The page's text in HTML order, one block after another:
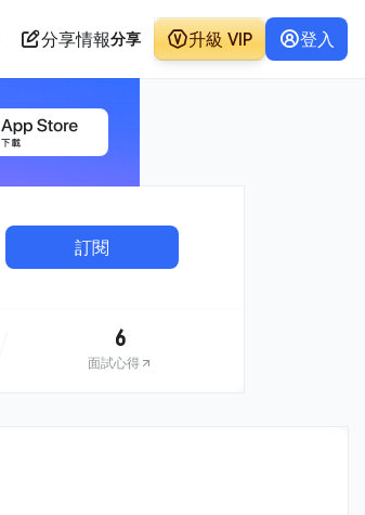
分享情報分享 升級 VIP 登入
訂閱
6
面試心得